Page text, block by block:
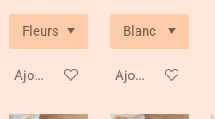
Ajouter au panierAjouter au panier